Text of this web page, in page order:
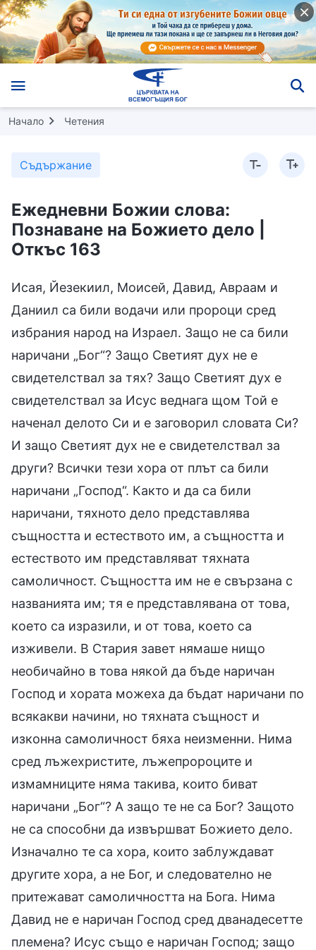
Начало Четения
Съдържание
Ежедневни Божии слова:
Познаване на Божието дело |
Откъс 163
Исая, Йезекиил, Моисей, Давид, Авраам и
Даниил са били водачи или пророци сред
избрания народ на Израел. Защо не са били
наричани „Бог“? Защо Светият дух не е
свидетелствал за тях? Защо Светият дух е
свидетелствал за Исус веднага щом Той е
наченал делото Си и е заговорил словата Си?
И защо Светият дух не е свидетелствал за
други? Всички тези хора от плът са били
наричани „Господ“. Както и да са били
наричани, тяхното дело представлява
същността и естеството им, а същността и
естеството им представляват тяхната
самоличност. Същността им не е свързана с
названията им; тя е представлявана от това,
което са изразили, и от това, което са
изживели. В Стария завет нямаше нищо
необичайно в това някой да бъде наричан
Господ и хората можеха да бъдат наричани по
всякакви начини, но тяхната същност и
изконна самоличност бяха неизменни. Нима
сред лъжехристите, лъжепророците и
измамниците няма такива, които биват
наричани „Бог“? А защо те не са Бог? Защото
не са способни да извършват Божието дело.
Изначално те са хора, които заблуждават
другите хора, а не Бог, и следователно не
притежават самоличността на Бога. Нима
Давид не е наричан Господ сред дванадесетте
племена? Исус също е наричан Господ; защо